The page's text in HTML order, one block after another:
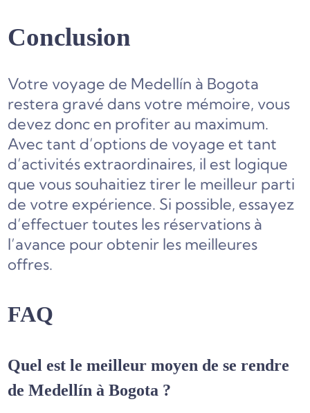
Conclusion
Votre voyage de Medellín à Bogota
restera gravé dans votre mémoire, vous
devez donc en profiter au maximum.
Avec tant d’options de voyage et tant
d’activités extraordinaires, il est logique
que vous souhaitiez tirer le meilleur parti
de votre expérience. Si possible, essayez
d’effectuer toutes les réservations à
l’avance pour obtenir les meilleures
offres.
FAQ
Quel est le meilleur moyen de se rendre
de Medellín à Bogota ?